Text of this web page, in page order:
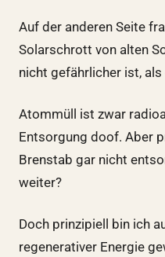
Auf der anderen Seite
Solarschrott von alten
nicht gefährlicher ist,
Atommüll ist zwar
Entsorgung doof. Aber
Brenstab gar nicht
weiter?
Doch prinzipiell bin ich
regenerativer Energie